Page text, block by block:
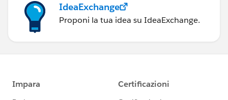
IdeaExchange
Proponi la tua idea su IdeaExchange.